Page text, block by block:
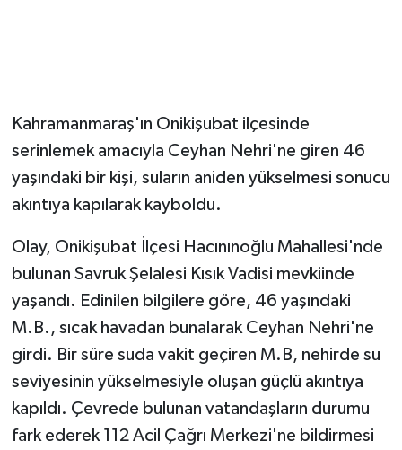
Kahramanmaraş'ın Onikişubat ilçesinde
serinlemek amacıyla Ceyhan Nehri'ne giren 46
yaşındaki bir kişi, suların aniden yükselmesi sonucu
akıntıya kapılarak kayboldu.
Olay, Onikişubat İlçesi Hacınınoğlu Mahallesi'nde
bulunan Savruk Şelalesi Kısık Vadisi mevkiinde
yaşandı. Edinilen bilgilere göre, 46 yaşındaki
M.B., sıcak havadan bunalarak Ceyhan Nehri'ne
girdi. Bir süre suda vakit geçiren M.B, nehirde su
seviyesinin yükselmesiyle oluşan güçlü akıntıya
kapıldı. Çevrede bulunan vatandaşların durumu
fark ederek 112 Acil Çağrı Merkezi'ne bildirmesi